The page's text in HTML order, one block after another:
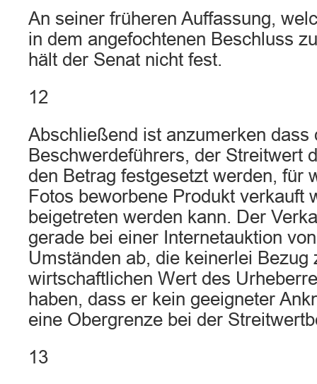
An seiner früheren Auffassung,
in dem angefochtenen Beschluss
hält der Senat nicht fest.
12
Abschließend ist anzumerken dass
Beschwerdeführers, der Streitwert
den Betrag festgesetzt werden, für
Fotos beworbene Produkt verkauft
beigetreten werden kann. Der
gerade bei einer Internetauktion
Umständen ab, die keinerlei Bezug
wirtschaftlichen Wert des
haben, dass er kein geeigneter
eine Obergrenze bei der
13